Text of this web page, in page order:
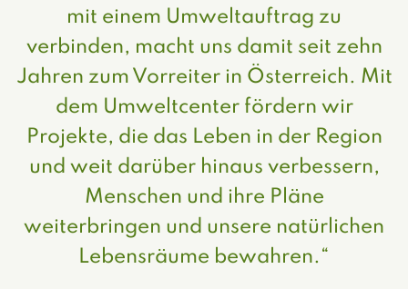
mit einem Umweltauftrag zu
verbinden, macht uns damit seit zehn
Jahren zum Vorreiter in Österreich. Mit
dem Umweltcenter fördern wir
Projekte, die das Leben in der Region
und weit darüber hinaus verbessern,
Menschen und ihre Pläne
weiterbringen und unsere natürlichen
Lebensräume bewahren.“